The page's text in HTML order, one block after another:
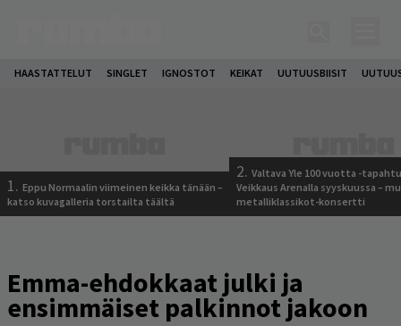
HAASTATTELUT SINGLET IGNOSTOT KEIKAT UUTUUSBIISIT
1. Eppu Normaalin viimeinen keikka tänään –
katso kuvagalleria torstailta täältä
2. Valtava Yle 100 vuotta -
Veikkaus Arenalla syyskuussa –
metalliklassikot-konsertti
Emma-ehdokkaat julki ja
ensimmäiset palkinnot jakoon